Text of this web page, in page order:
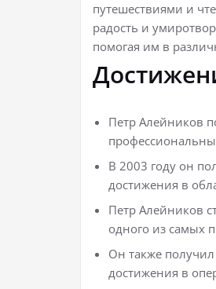
путешествиями и
радость и
помогая им в
Петр Алейников
В 2003 году он
достижения в
Петр Алейников
одного из самых
Он также
достижения в